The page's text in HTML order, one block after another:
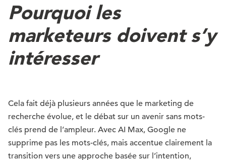
Pourquoi les
marketeurs doivent s’y
intéresser
Cela fait déjà plusieurs années que le marketing de
recherche évolue, et le débat sur un avenir sans mots-
clés prend de l’ampleur. Avec AI Max, Google ne
supprime pas les mots-clés, mais accentue clairement la
transition vers une approche basée sur l’intention,